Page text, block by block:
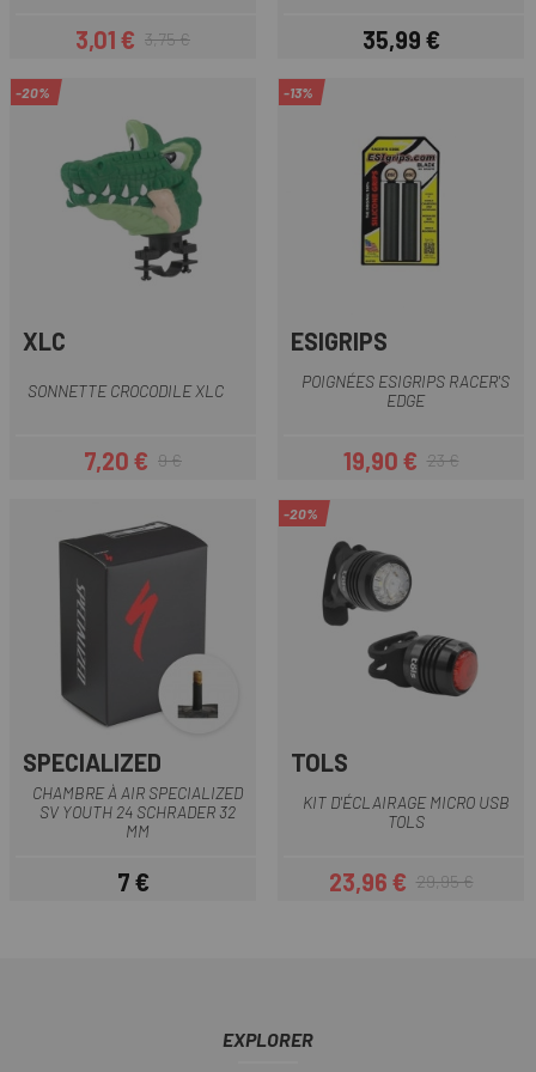
Prix
3,01 €Prix habituel
3,75 €
Prix
35,99 €
-20%
XLC
SONNETTE CROCODILE XLC
Prix
7,20 €Prix habituel
9 €
-13%
ESIGRIPS
POIGNÉES ESIGRIPS RACER'S
EDGE
Prix
19,90 €Prix habituel
23 €
SPECIALIZED
CHAMBRE À AIR SPECIALIZED
SV YOUTH 24 SCHRADER 32
MM
Prix
7 €
-20%
TOLS
KIT D'ÉCLAIRAGE MICRO USB
TOLS
Prix
23,96 €Prix habituel
29,95 €
EXPLORER